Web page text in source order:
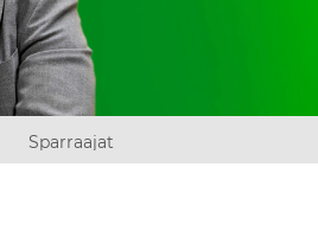
Sparraajat